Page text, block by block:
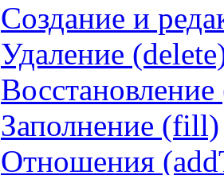
Создание и
Удаление
Заполнение (fill)
Отношения